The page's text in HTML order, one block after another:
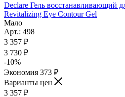
Declare Гель восстанавливающий
Revitalizing Eye Contour Gel
Мало
Арт.: 498
3 357 ₽
3 730 ₽
-10%
Экономия 373 ₽
Варианты цен
3 357 ₽